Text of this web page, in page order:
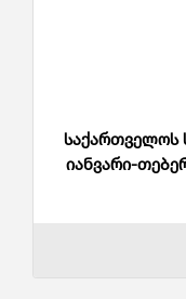
საქართველოს
იანვარი-